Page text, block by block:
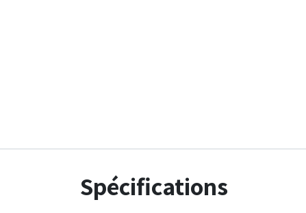
Spécifications